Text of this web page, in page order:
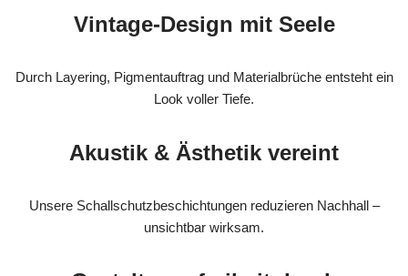
Vintage-Design mit Seele
Durch Layering, Pigmentauftrag und Materialbrüche entsteht ein
Look voller Tiefe.
Akustik & Ästhetik vereint
Unsere Schallschutzbeschichtungen reduzieren Nachhall –
unsichtbar wirksam.